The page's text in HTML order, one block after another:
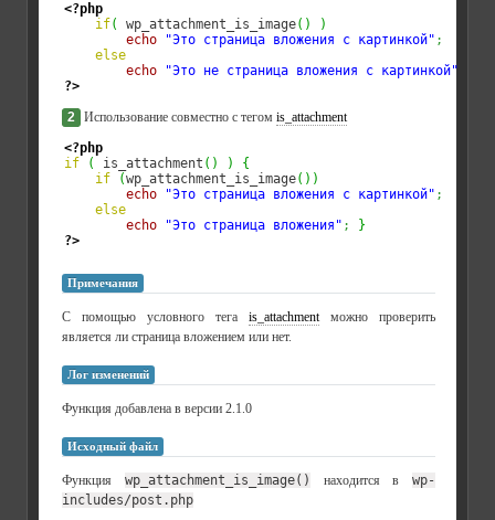
<?php
if( wp_attachment_is_image( )
)
echo
"Это страница вложения с картинкой" ;
else
echo
"Это не страница вложения с картинкой"
?>
2 Использование совместно с тегом is_attachment
<?php
if
( is_attachment ( ) )
{
if
(wp_attachment_is_image( ) )
echo
"Это страница вложения с картинкой" ;
else
echo
"Это страница вложения" ;
}
?>
Примечания
C помощью условного тега is_attachmentможно проверить
является ли страница вложением или нет.
Лог изменений
Функция добавлена в версии 2.1.0
Исходный файл
Функция wp_attachment_is_image() находится в wp-
includes/post.php